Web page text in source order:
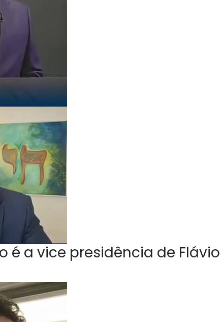
é a vice presidência de Flávio